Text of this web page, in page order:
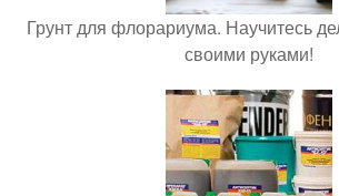
Грунт для флорариума. Научитесь
своими руками!